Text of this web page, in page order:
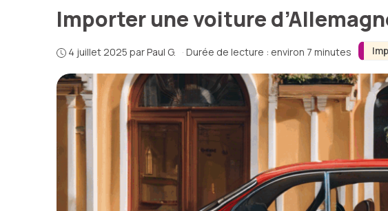
Importer une voiture
4 juillet 2025 parPaul G. · Durée de lecture : environ 7 minutes